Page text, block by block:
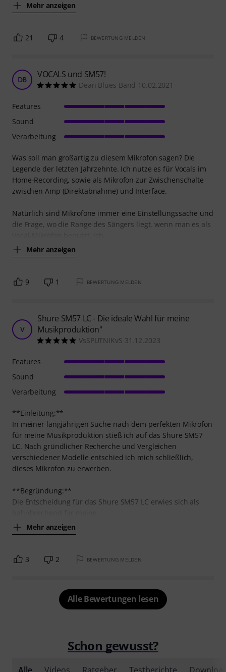
Mehr anzeigen
21 4 BEWERTUNG MELDEN
DB VOCALS und SM57!
Dean Blues Band 10.02.2021
Was soll man großartig zu diesem Mikrofon sagen? Die
Legende der letzten Jahrzehnte. Ich nutze es für Vocals im
Home-Recording, sowie als Mikrofon zur Zwischenschalte
zwischen Amp (Direktabnahme) und Interface.
Natürlich sind Mikrofone immer eine Einstellungssache und
die Frage, wo die Range des Sängers liegt, wenn man es als
Mehr anzeigen
Features
Sound
Verarbeitung
9 1 BEWERTUNG MELDEN
V
Shure SM57 LC - Die ideale Wahl für meine
Musikproduktion"
VsSPUTNIKvS 31.12.2023
**Einleitung:**
In meiner langjährigen Suche nach dem perfekten Mikrofon
für meine Musikproduktion stieß ich auf das Shure SM57
LC. Nach gründlicher Recherche und Vergleichen
verschiedener Modelle entschied ich mich schließlich,
dieses Mikrofon zu erwerben.
**Begründung:**
Die Entscheidung für das Shure SM57 LC erwies sich als
Mehr anzeigen
Features
Sound
Verarbeitung
3 2 BEWERTUNG MELDEN
Alle Bewertungen lesen
Schon gewusst?